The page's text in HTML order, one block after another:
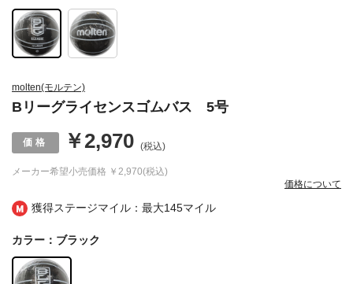
獲得ステージマイル：最大145マイル
molten(モルテン)
Bリーグライセンスゴムバス 5号
メーカー希望小売価格 ￥2,970(税込)
￥2,970 (税込)
価格について
カラー：ブラック